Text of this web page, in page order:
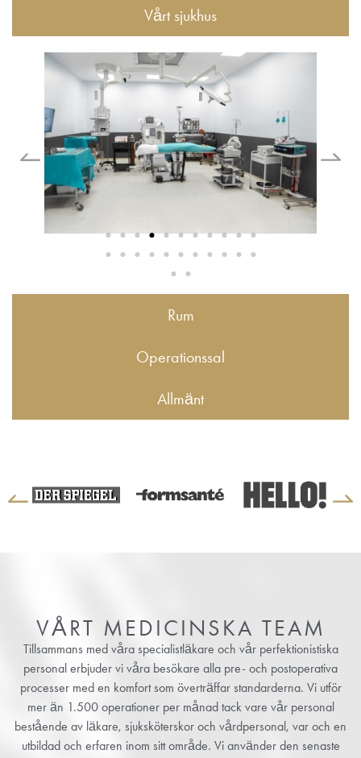
Vårt sjukhus
Rum
Operationssal
Allmänt
VÅRT MEDICINSKA TEAM
Tillsammans med våra specialistläkare och vår perfektionistiska
personal erbjuder vi våra besökare alla pre- och postoperativa
processer med en komfort som överträffar standarderna. Vi utför
mer än 1.500 operationer per månad tack vare vår personal
bestående av läkare, sjuksköterskor och vårdpersonal, var och en
utbildad och erfaren inom sitt område. Vi använder den senaste